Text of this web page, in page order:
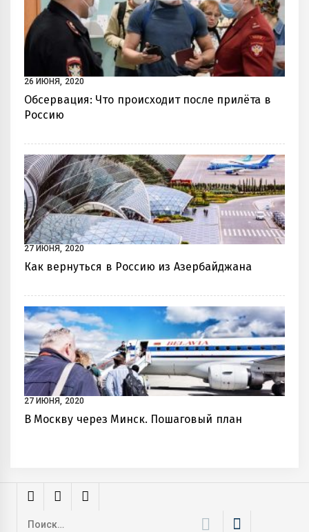
26 ИЮНЯ, 2020
Обсервация: Что происходит после прилёта в
Россию
27 ИЮНЯ, 2020
Как вернуться в Россию из Азербайджана
27 ИЮНЯ, 2020
В Москву через Минск. Пошаговый план
Найти: